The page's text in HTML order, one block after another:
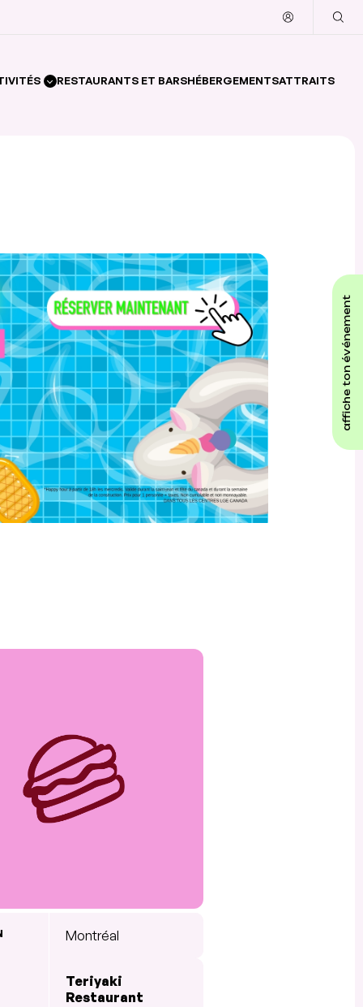
RESTAURANTS ET BARSHÉBERGEMENTSATTRAITS
affiche ton événement
Montréal
Teriyaki
Restaurant